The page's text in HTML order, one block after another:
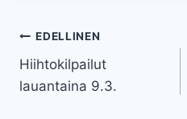
Artikkelien
selaus
EDELLINEN
Hiihtokilpailut
lauantaina 9.3.